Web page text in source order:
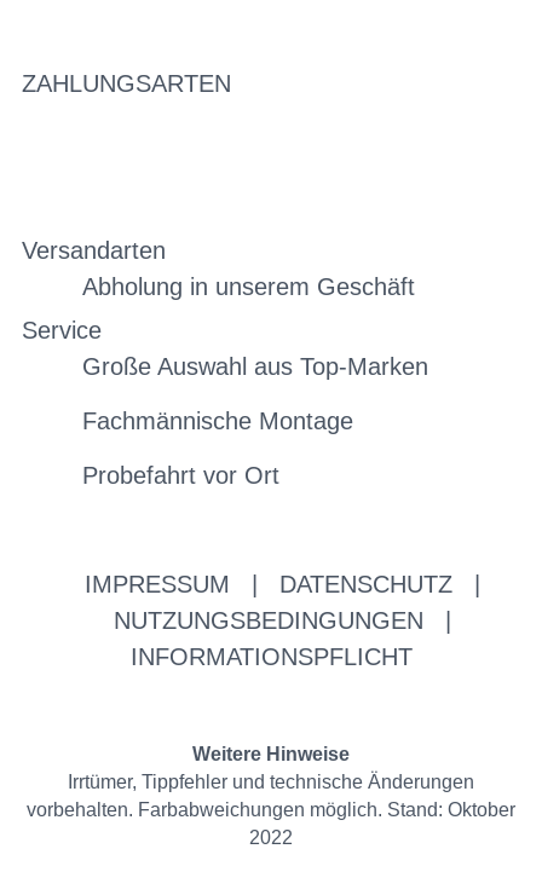
ZAHLUNGSARTEN
Versandarten
Abholung in unserem Geschäft
Service
Große Auswahl aus Top-Marken
Fachmännische Montage
Probefahrt vor Ort
IMPRESSUM DATENSCHUTZ
NUTZUNGSBEDINGUNGEN
INFORMATIONSPFLICHT
Weitere Hinweise
Irrtümer, Tippfehler und technische Änderungen
vorbehalten. Farbabweichungen möglich. Stand: Oktober
2022